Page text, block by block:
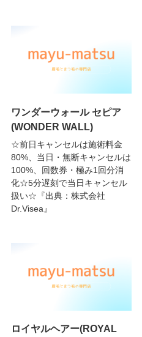
ワンダーウォール セピア
(WONDER WALL)
☆前日キャンセルは施術料金
80%、当日・無断キャンセルは
100%、回数券・極み1回分消
化☆5分遅刻で当日キャンセル
扱い☆『出典：株式会社
Dr.Visea』
ロイヤルヘアー(ROYAL